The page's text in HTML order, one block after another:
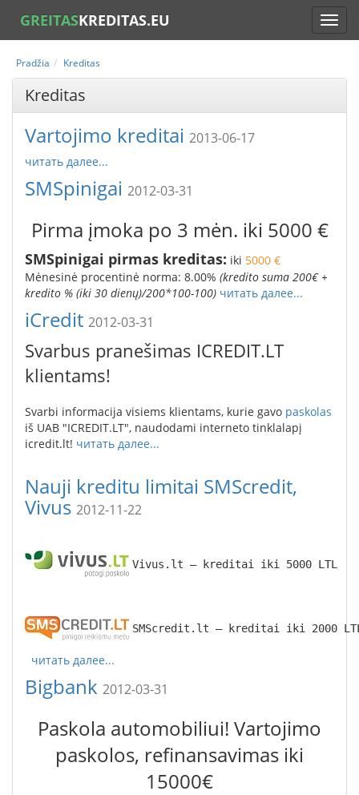
GREITASKREDITAS.EU
Pradžia Kreditas
Kreditas
Vartojimo kreditai 2013-06-17
читать далее...
SMSpinigai 2012-03-31
Pirma įmoka po 3 mėn. iki 5000 €
SMSpinigai pirmas kreditas: iki 5000 €
Mėnesinė procentinė norma: 8.00% (kredito suma 200€ +
kredito % (iki 30 dienų)/200*100-100) читать далее...
iCredit 2012-03-31
Svarbus pranešimas ICREDIT.LT
klientams!
Svarbi informacija visiems klientams, kurie gavo paskolas
iš UAB "ICREDIT.LT", naudodami interneto tinklalapį
icredit.lt! читать далее...
Nauji kreditu limitai SMScredit,
Vivus 2012-11-22
Vivus.lt – kreditai iki 5000 LTL
SMScredit.lt – kreditai iki 2000
читать далее...
Bigbank 2012-03-31
Paskola automobiliui! Vartojimo
paskolos, refinansavimas iki
15000€